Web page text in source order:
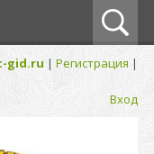
gid.ru | Регистрация |
Вход